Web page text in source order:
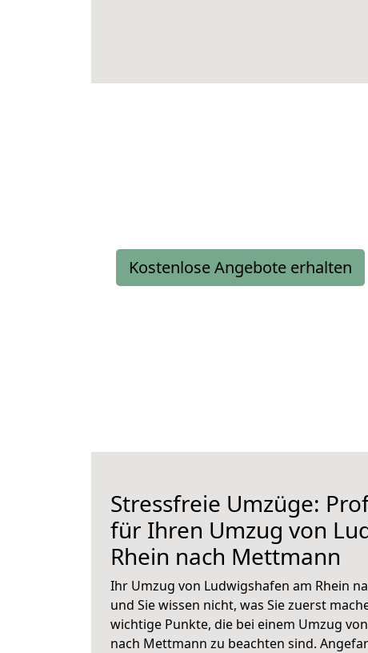
Kostenlose Angebote erhalten
Stressfreie Umzüge:
für Ihren Umzug von
Rhein nach Mettmann
Ihr Umzug von Ludwigshafen am Rhein
und Sie wissen nicht, was Sie zuerst
wichtige Punkte, die bei einem Umzug
nach Mettmann zu beachten sind.